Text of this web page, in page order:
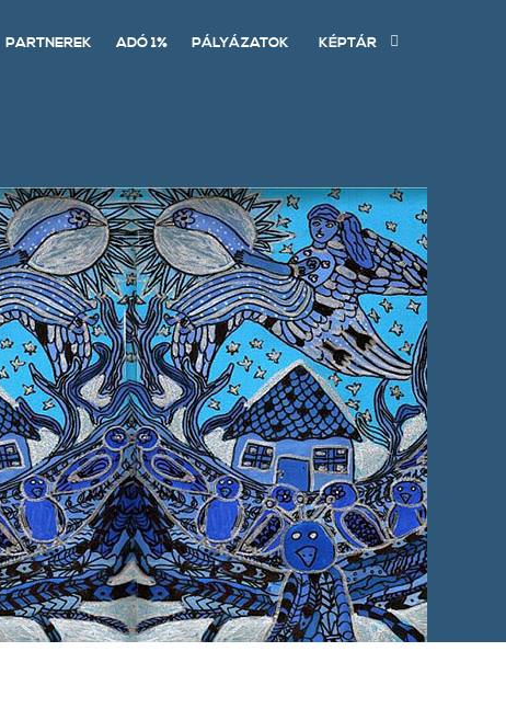
PARTNEREK ADÓ 1% PÁLYÁZATOK KÉPTÁR